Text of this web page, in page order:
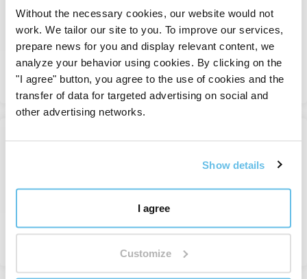
Without the necessary cookies, our website would not
work. We tailor our site to you. To improve our services,
prepare news for you and display relevant content, we
analyze your behavior using cookies. By clicking on the
"I agree" button, you agree to the use of cookies and the
transfer of data for targeted advertising on social and
other advertising networks.
Show details
I agree
Customize
Konjac sponzen
Op voorraad
van 157 Kč
Bekijken
Konjac sponzen
van 126 Kč